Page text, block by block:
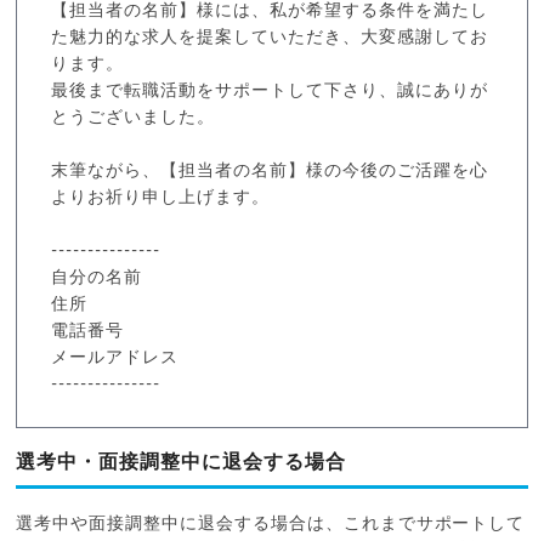
【担当者の名前】様には、私が希望する条件を満たし
た魅力的な求人を提案していただき、大変感謝してお
ります。
最後まで転職活動をサポートして下さり、誠にありが
とうございました。
末筆ながら、【担当者の名前】様の今後のご活躍を心
よりお祈り申し上げます。
---------------
自分の名前
住所
電話番号
メールアドレス
---------------
選考中・面接調整中に退会する場合
選考中や面接調整中に退会する場合は、これまでサポートして